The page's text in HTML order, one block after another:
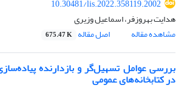
10.30481/lis.2022.358119.2002
هدایت بهروزفر، اسماعیل وزیری
مشاهده مقاله
اصل مقاله 675.47 K
بررسی عوامل تسهیل‌گر و بازدارنده
در کتابخانه‌های عمومی